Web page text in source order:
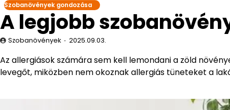
Szobanövények gondozása
A legjobb
Szobanövények 2025.09.03.
Az allergiások számára sem kell lemondani a zöld
levegőt, miközben nem okoznak allergiás tüneteket a